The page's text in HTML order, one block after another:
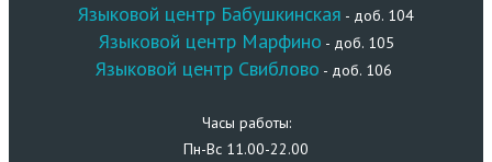
Языковой центр Бабушкинская - доб. 104
Языковой центр Марфино - доб. 105
Языковой центр Свиблово - доб. 106
Часы работы:
Пн-Вс 11.00-22.00